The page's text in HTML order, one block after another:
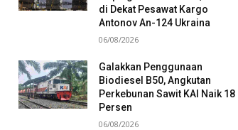
di Dekat Pesawat Kargo
Antonov An-124 Ukraina
06/08/2026
Galakkan Penggunaan
Biodiesel B50, Angkutan
Perkebunan Sawit KAI Naik 18
Persen
06/08/2026